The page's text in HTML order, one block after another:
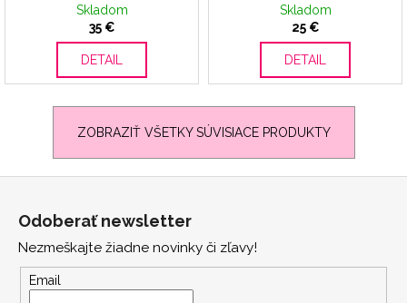
Skladom
35 €
DETAIL
Skladom
25 €
DETAIL
ZOBRAZIŤ VŠETKY SÚVISIACE PRODUKTY
Odoberať newsletter
Nezmeškajte žiadne novinky či zľavy!
Email